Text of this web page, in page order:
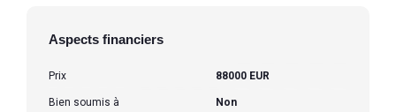
Aspects financiers
Prix 88000 EUR
Bien soumis à
Non